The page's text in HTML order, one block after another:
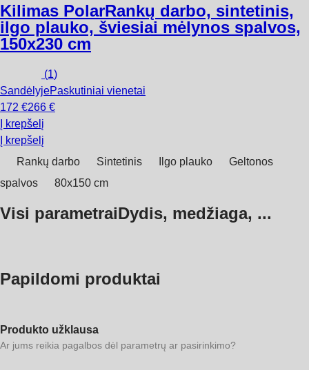
Kilimas PolarRankų darbo, sintetinis,
ilgo plauko, šviesiai mėlynos spalvos,
150x230 cm
(1)
SandėlyjePaskutiniai vienetai
172 €266 €
Į krepšelį
Į krepšelį
Rankų darbo
Sintetinis Ilgo plauko
Geltonos
spalvos
80x150 cm
Visi parametraiDydis, medžiaga, ...
Papildomi produktai
Produkto užklausa
Ar jums reikia pagalbos dėl parametrų ar pasirinkimo?